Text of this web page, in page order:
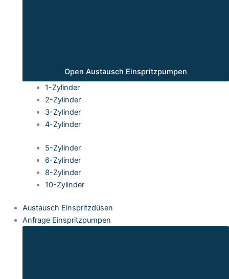
Open Austausch Einspritzpumpen
1-Zylinder
2-Zylinder
3-Zylinder
4-Zylinder
5-Zylinder
6-Zylinder
8-Zylinder
10-Zylinder
Austausch Einspritzdüsen
Anfrage Einspritzpumpen